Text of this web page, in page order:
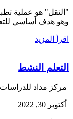
"النقل" هو عملية
وهو هدف أساسي
اقرأ المزيد
التعلم النشط
مركز مداد للدراسات
أكتوبر 30, 2022